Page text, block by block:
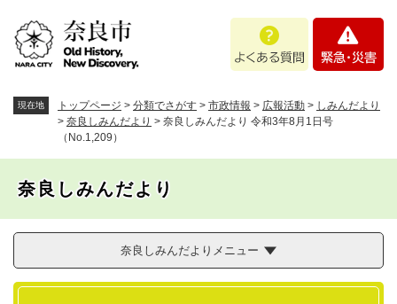
。
あ
問
・
現在地 トップページ > 分類でさがす > 市政情報 > 広報活動 > しみんだより
> 奈良しみんだより > 奈良しみんだより 令和3年8月1日号
（No.1,209）
奈良しみんだより
奈良しみんだよりメニュー
本